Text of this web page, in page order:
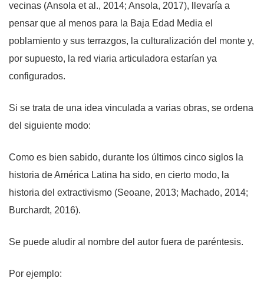
vecinas (Ansola et al., 2014; Ansola, 2017), llevaría a
pensar que al menos para la Baja Edad Media el
poblamiento y sus terrazgos, la culturalización del monte y,
por supuesto, la red viaria articuladora estarían ya
configurados.
Si se trata de una idea vinculada a varias obras, se ordena
del siguiente modo:
Como es bien sabido, durante los últimos cinco siglos la
historia de América Latina ha sido, en cierto modo, la
historia del extractivismo (Seoane, 2013; Machado, 2014;
Burchardt, 2016).
Se puede aludir al nombre del autor fuera de paréntesis.
Por ejemplo: